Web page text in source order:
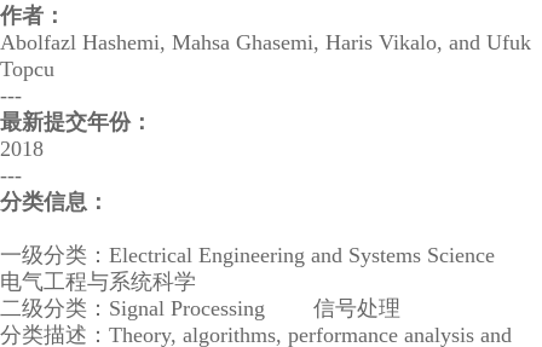
作者：
Abolfazl Hashemi, Mahsa Ghasemi, Haris Vikalo, and Ufuk
Topcu
---
最新提交年份：
2018
---
分类信息：
一级分类：Electrical Engineering and Systems Science
电气工程与系统科学
二级分类：Signal Processing 信号处理
分类描述：Theory, algorithms, performance analysis and